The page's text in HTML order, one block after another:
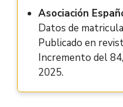
Asociación
Datos de
Publicado en
Incremento del
2025.